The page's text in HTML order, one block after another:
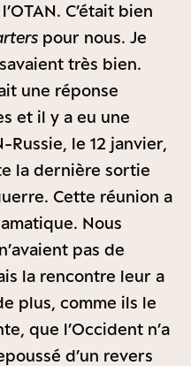
C’était bien
pour nous. Je
très bien.
une réponse
et il y a eu une
Russie, le 12 janvier,
la dernière sortie
Cette réunion a
Nous
pas de
la rencontre leur a
plus, comme ils le
que l’Occident n’a
d’un revers